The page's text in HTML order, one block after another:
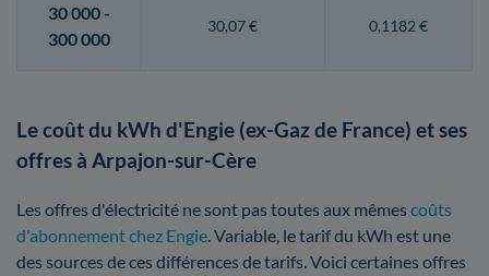
30 000 -
300 000
30,07 € 0,1182 €
Le coût du kWh d'Engie (ex-Gaz de France) et ses
offres à Arpajon-sur-Cère
Les offres d'électricité ne sont pas toutes aux mêmes coûts
d'abonnement chez Engie. Variable, le tarif du kWh est une
des sources de ces différences de tarifs. Voici certaines offres